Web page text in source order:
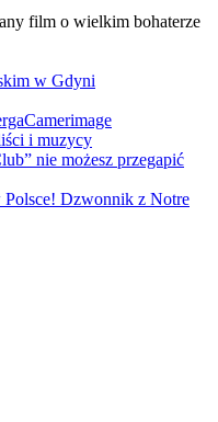
film o wielkim bohaterze
w Gdyni
i muzycy
nie możesz przegapić
Dzwonnik z Notre